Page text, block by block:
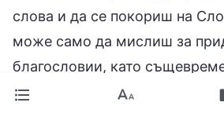
слова и да се покориш на
може само да мислиш за
благословии, като
истината и не приемаш